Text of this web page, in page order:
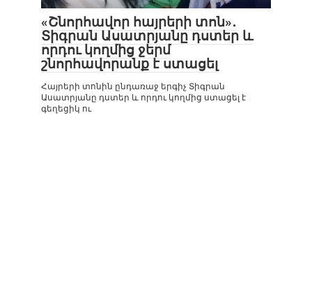
«Շնորհավոր հայրերի տոն»․
Տիգրան Ասատրյանը դստեր և
որդու կողմից ջերմ
շնորհավորանք է ստացել
Հայրերի տոնին ընդառաջ երգիչ Տիգրան
Ասատրյանը դստեր և որդու կողմից ստացել է
գեղեցիկ ու